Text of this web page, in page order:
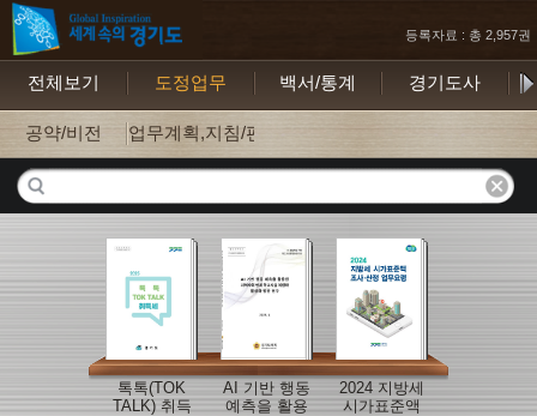
등록자료 : 총 2,957권
전체보기 도정업무 백서/통계 경기도사
공약/비전 업무계획,지침/편람
톡톡(TOK
TALK) 취득
AI 기반 행동
예측을 활용
2024 지방세
시가표준액